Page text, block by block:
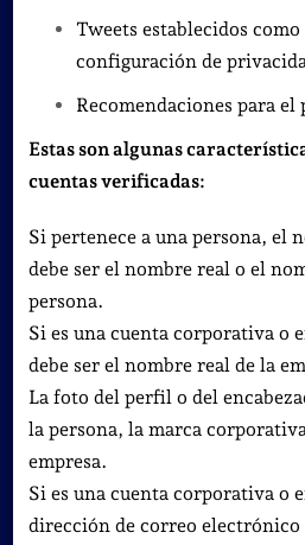
Tweets establecidos
configuración de
Recomendaciones para
Estas son algunas
cuentas verificadas:
Si pertenece a una persona, el
debe ser el nombre real o el
persona.
Si es una cuenta corporativa o
debe ser el nombre real de la
La foto del perfil o del
la persona, la marca
empresa.
Si es una cuenta corporativa o
dirección de correo electrónico